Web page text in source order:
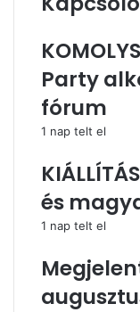
Party
fórum
1 nap telt el
és
1 nap telt el